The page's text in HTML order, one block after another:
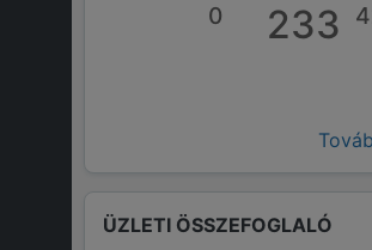
0 233
ÜZLETI ÖSSZEFOGLALÓ